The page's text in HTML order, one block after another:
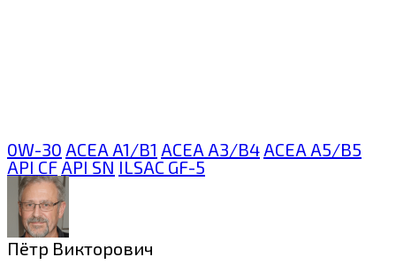
0W-30 ACEA A1/B1 ACEA A3/B4 ACEA A5/B5
API CF API SN ILSAC GF-5
Пётр Викторович